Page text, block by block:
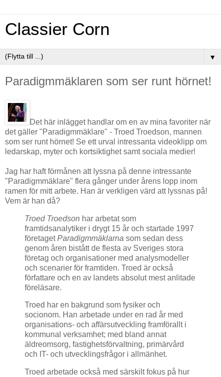
Classier Corn
▼
Paradigmmäklaren som ser runt hörnet!
Det här inlägget handlar om en av mina favoriter när
det gäller "Paradigmmäklare" - Troed Troedson, mannen
som ser runt hörnet! Se ett urval intressanta videoklipp om
ledarskap, myter och kortsiktighet samt sociala medier!
Jag har haft förmånen att lyssna på denne intressante
"Paradigmmäklare" flera gånger under årens lopp inom
ramen för mitt arbete. Han är verkligen värd att lyssnas på!
Vem är han då?
Troed Troedson har arbetat som
framtidsanalytiker i drygt 15 år och startade 1997
företagetParadigmmäklarna som sedan dess
genom åren bistått de flesta av Sveriges stora
företag och organisationer med analysmodeller
och scenarier för framtiden. Troed är också
författare och en av landets absolut mest anlitade
föreläsare.
Troed har en bakgrund som fysiker och
socionom. Han arbetade under en rad år med
organisations- och affärsutveckling framförallt i
kommunal verksamhet; med bland annat
äldreomsorg, fastighetsförvaltning, primärvård
och IT- och utvecklingsfrågor i allmänhet.
Troed arbetade också med särskilt fokus på hur